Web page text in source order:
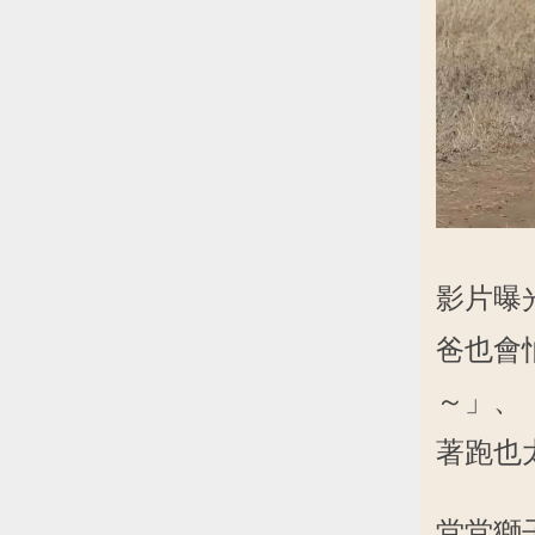
影片曝
爸也會
～」、
著跑也